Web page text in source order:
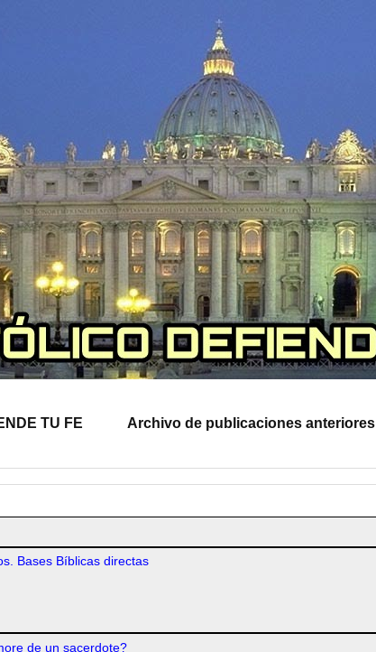
TU FE Archivo de publicaciones anteriores
Bases Bíblicas directas
de un sacerdote?